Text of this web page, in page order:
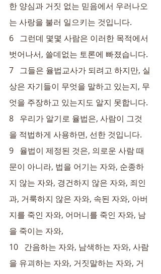
한 양심과 거짓 없는 믿음에서 우러나오
는 사랑을 불러 일으키는 것입니다.
6   그런데 몇몇 사람은 이러한 목적에서
벗어나서, 쓸데없는 토론에 빠졌습니다.
7   그들은 율법교사가 되려고 하지만, 실
상은 자기들이 무엇을 말하고 있는지, 무
엇을 주장하고 있는지도 알지 못합니다.
8   우리가 알기로 율법은, 사람이 그것
을 적법하게 사용하면, 선한 것입니다.
9   율법이 제정된 것은, 의로운 사람 때
문이 아니라, 법을 어기는 자와, 순종하
지 않는 자와, 경건하지 않은 자와, 죄인
과, 거룩하지 않은 자와, 속된 자와, 아버
지를 죽인 자와, 어머니를 죽인 자와, 남
을 죽이는 자와,
10   간음하는 자와, 남색하는 자와, 사람
을 유괴하는 자와, 거짓말하는 자와, 거